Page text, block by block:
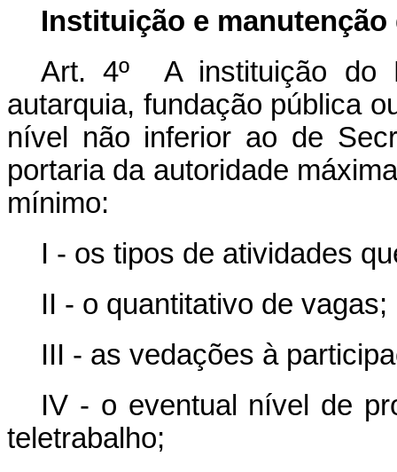
Instituição e manutenção
Art. 4º A instituição do
autarquia, fundação pública
nível não inferior ao de
portaria da autoridade
mínimo:
I - os tipos de atividades
II - o quantitativo de vagas;
III - as vedações à
IV - o eventual nível de
teletrabalho;